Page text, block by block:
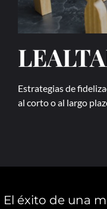
Estrategias de
al corto o al largo
El éxito de una